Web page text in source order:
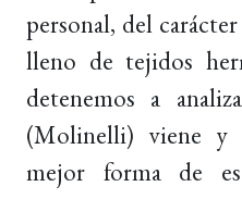
personal, del
lleno de tejidos
detenemos a
(Molinelli) viene y
mejor forma de